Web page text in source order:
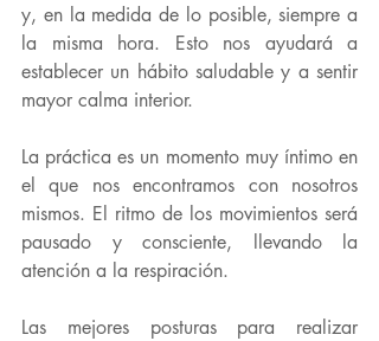
y, en la medida de lo posible, siempre a
la misma hora. Esto nos ayudará a
establecer un hábito saludable y a sentir
mayor calma interior.
La práctica es un momento muy íntimo en
el que nos encontramos con nosotros
mismos. El ritmo de los movimientos será
atención a la respiración.
Las mejores posturas para realizar